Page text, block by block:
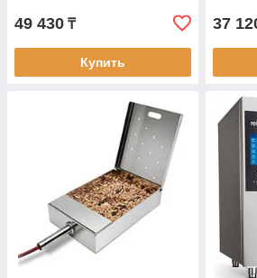
49 430 ₸
Купить
37